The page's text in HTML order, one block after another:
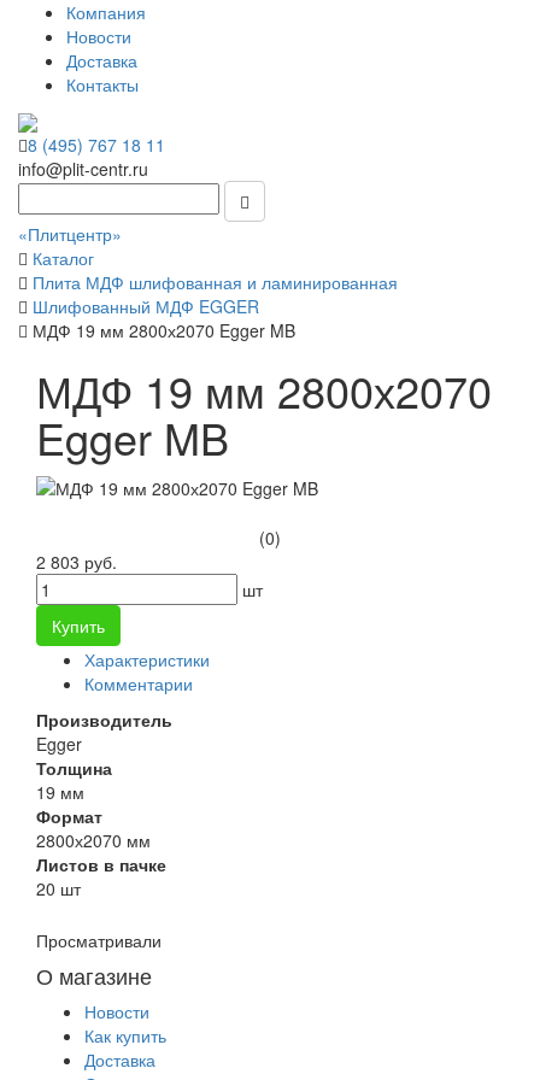
Компания
Новости
Доставка
Контакты
8 (495) 767 18 11
info@plit-centr.ru
«Плитцентр»
Каталог
Плита МДФ шлифованная и ламинированная
Шлифованный МДФ EGGER
МДФ 19 мм 2800х2070 Egger MB
МДФ 19 мм 2800х2070
Egger MB
(0)
2 803 руб.
шт
Купить
Характеристики
Комментарии
Производитель
Egger
Толщина
19 мм
Формат
2800х2070 мм
Листов в пачке
20 шт
Просматривали
О магазине
Новости
Как купить
Доставка